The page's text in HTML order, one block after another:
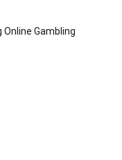
Online Gambling